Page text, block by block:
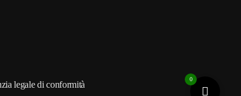
legale di conformità
0